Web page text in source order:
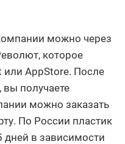
можно через
которое
или AppStore. После
получаете
можно заказать
По России пластик
дней в зависимости